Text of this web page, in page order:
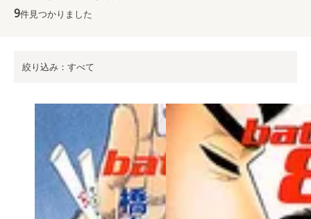
9件見つかりました
絞り込み：すべて